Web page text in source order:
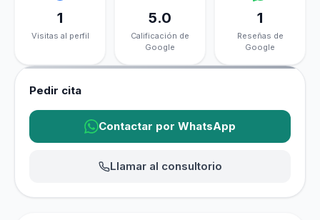
1
Visitas al perfil
5.0
Calificación de
Google
1
Reseñas de
Google
Pedir cita
Contactar por WhatsApp
Llamar al consultorio